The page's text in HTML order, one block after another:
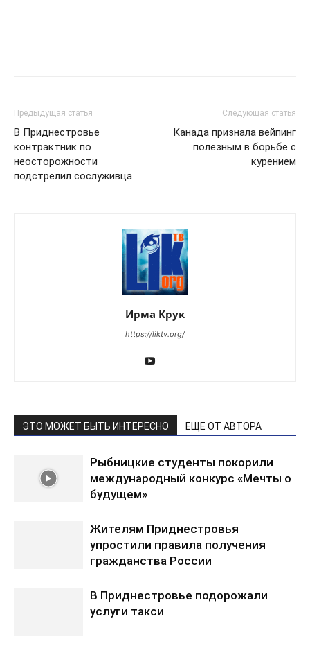
Предыдущая статья
В Приднестровье
контрактник по
неосторожности
подстрелил сослуживца
Следующая статья
Канада признала вейпинг
полезным в борьбе с
курением
Ирма Крук
https://liktv.org/
ЭТО МОЖЕТ БЫТЬ ИНТЕРЕСНО ЕЩЕ ОТ АВТОРА
Рыбницкие студенты покорили
международный конкурс «Мечты о
будущем»
Жителям Приднестровья
упростили правила получения
гражданства России
В Приднестровье подорожали
услуги такси